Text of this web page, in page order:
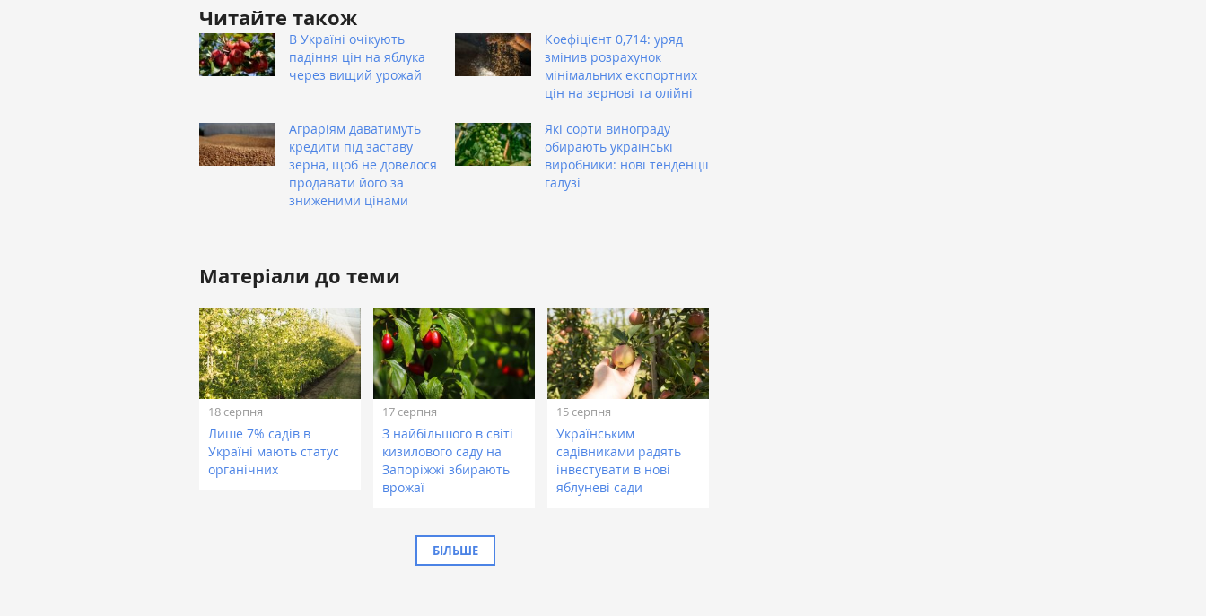
Читайте також
В Україні очікують
падіння цін на яблука
через вищий урожай
Коефіцієнт 0,714: уряд
змінив розрахунок
мінімальних експортних
цін на зернові та олійні
Аграріям даватимуть
кредити під заставу
зерна, щоб не довелося
продавати його за
зниженими цінами
Які сорти винограду
обирають українські
виробники: нові тенденції
галузі
Матеріали до теми
18 серпня
Лише 7% садів в
Україні мають статус
органічних
17 серпня
З найбільшого в світі
кизилового саду на
Запоріжжі збирають
врожаї
15 серпня
Українським
садівниками радять
інвестувати в нові
яблуневі сади
БІЛЬШЕ